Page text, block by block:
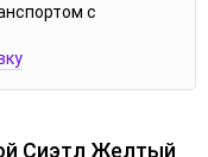
с
Сиэтл Желтый